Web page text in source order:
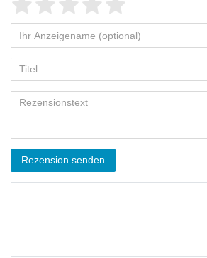
Rezension senden